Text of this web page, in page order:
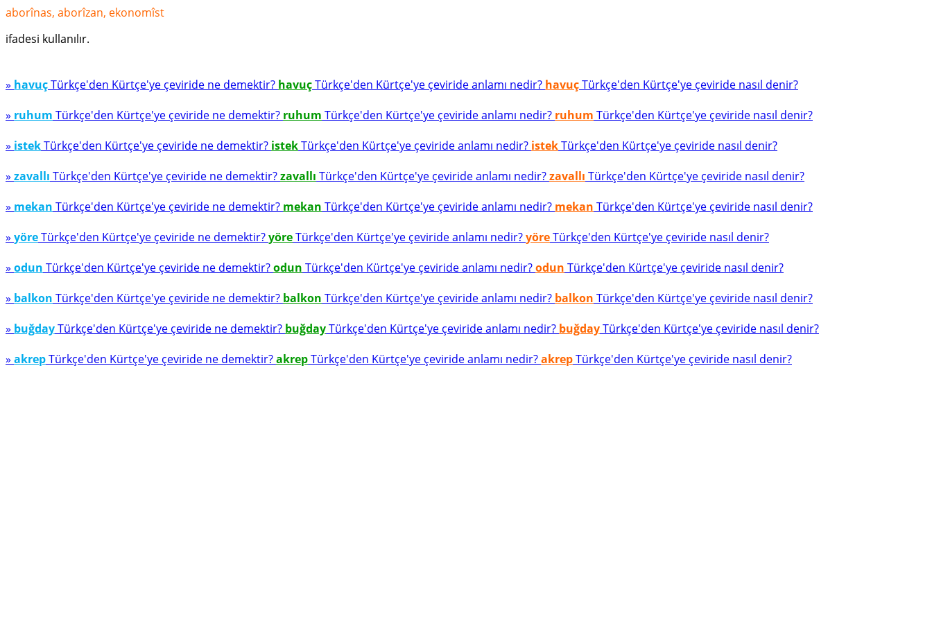
aborînas, aborîzan, ekonomîst
ifadesi kullanılır.
» havuçTürkçe'den Kürtçe'ye çeviride ne demektir? havuçTürkçe'den Kürtçe'ye çeviride anlamı nedir? havuçTürkçe'den Kürtçe'ye çeviride nasıl denir?
» ruhum Türkçe'den Kürtçe'ye çeviride ne demektir? ruhum Türkçe'den Kürtçe'ye çeviride anlamı nedir? ruhum Türkçe'den Kürtçe'ye çeviride nasıl denir?
» istekTürkçe'den Kürtçe'ye çeviride ne demektir? istekTürkçe'den Kürtçe'ye çeviride anlamı nedir? istekTürkçe'den Kürtçe'ye çeviride nasıl denir?
» zavallı Türkçe'den Kürtçe'ye çeviride ne demektir?zavallı Türkçe'den Kürtçe'ye çeviride anlamı nedir?zavallı Türkçe'den Kürtçe'ye çeviride nasıl denir?
» mekan Türkçe'den Kürtçe'ye çeviride ne demektir? mekan Türkçe'den Kürtçe'ye çeviride anlamı nedir? mekan Türkçe'den Kürtçe'ye çeviride nasıl denir?
» yöreTürkçe'den Kürtçe'ye çeviride ne demektir?yöreTürkçe'den Kürtçe'ye çeviride anlamı nedir?yöreTürkçe'den Kürtçe'ye çeviride nasıl denir?
» odun Türkçe'den Kürtçe'ye çeviride ne demektir?odun Türkçe'den Kürtçe'ye çeviride anlamı nedir?odun Türkçe'den Kürtçe'ye çeviride nasıl denir?
» balkon Türkçe'den Kürtçe'ye çeviride ne demektir? balkon Türkçe'den Kürtçe'ye çeviride anlamı nedir? balkon Türkçe'den Kürtçe'ye çeviride nasıl denir?
» buğdayTürkçe'den Kürtçe'ye çeviride ne demektir? buğdayTürkçe'den Kürtçe'ye çeviride anlamı nedir? buğdayTürkçe'den Kürtçe'ye çeviride nasıl denir?
» akrepTürkçe'den Kürtçe'ye çeviride ne demektir?akrepTürkçe'den Kürtçe'ye çeviride anlamı nedir?akrepTürkçe'den Kürtçe'ye çeviride nasıl denir?